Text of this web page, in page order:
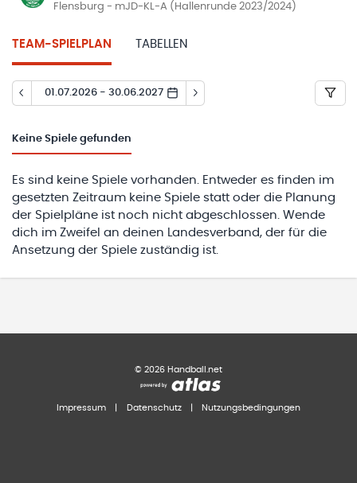
Flensburg - mJD-KL-A (Hallenrunde 2023/2024)
TEAM-SPIELPLAN TABELLEN
01.07.2026 - 30.06.2027
Keine Spiele gefunden
Es sind keine Spiele vorhanden. Entweder es finden im
gesetzten Zeitraum keine Spiele statt oder die Planung
der Spielpläne ist noch nicht abgeschlossen. Wende
dich im Zweifel an deinen Landesverband, der für die
Ansetzung der Spiele zuständig ist.
© 2026 Handball.net
Impressum Datenschutz Nutzungsbedingungen